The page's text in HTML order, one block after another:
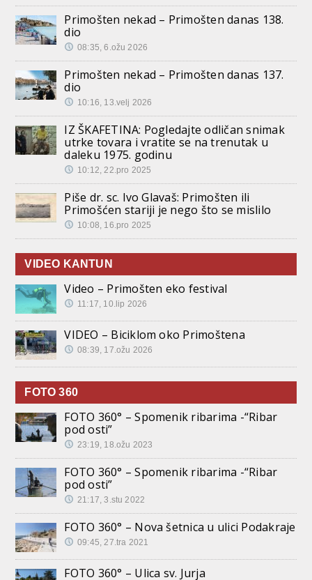
Primošten nekad – Primošten danas 138.
dio
08:35, 6.ožu 2026
Primošten nekad – Primošten danas 137.
dio
10:16, 13.velj 2026
IZ ŠKAFETINA: Pogledajte odličan snimak
utrke tovara i vratite se na trenutak u
daleku 1975. godinu
10:12, 22.pro 2025
Piše dr. sc. Ivo Glavaš: Primošten ili
Primošćen stariji je nego što se mislilo
10:08, 16.pro 2025
VIDEO KANTUN
Video – Primošten eko festival
11:17, 10.lip 2026
VIDEO – Biciklom oko Primoštena
08:39, 17.ožu 2026
FOTO 360
FOTO 360° – Spomenik ribarima -“Ribar
pod osti”
23:19, 18.ožu 2023
FOTO 360° – Spomenik ribarima -“Ribar
pod osti”
21:17, 3.stu 2022
FOTO 360° – Nova šetnica u ulici Podakraje
09:45, 27.tra 2021
FOTO 360° – Ulica sv. Jurja